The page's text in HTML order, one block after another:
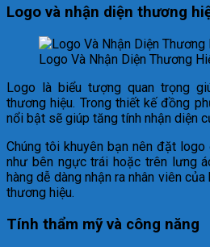
Logo và nhận diện thương
Logo Và Nhận Diện Thương
Logo là biểu tượng quan trọng
thương hiệu. Trong thiết kế đồng
nổi bật sẽ giúp tăng tính nhận diện
Chúng tôi khuyên bạn nên đặt
như bên ngực trái hoặc trên lưng
hàng dễ dàng nhận ra nhân viên
thương hiệu.
Tính thẩm mỹ và công năng